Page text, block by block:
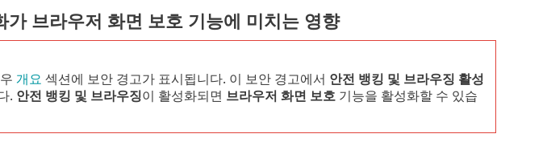
브라우저 화면 보호 기능에 미치는 영향
개요 섹션에 보안 경고가 표시됩니다. 이 보안 경고에서 안전 뱅킹 및 브라우징 활성
. 안전 뱅킹 및 브라우징이 활성화되면 브라우저 화면 보호기능을 활성화할 수 있습